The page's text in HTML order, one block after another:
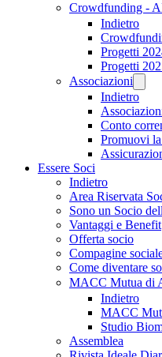
Crowdfunding -
Indietro
Progetti
Progetti
Associazioni
Indietro
Conto
Promuovi
Essere Soci
Indietro
Area Riservata
Sono un Socio
Vantaggi e Benefit
Offerta socio
Compagine
Come diventare
MACC Mutua di
Indietro
MACC
Studio
Assemblea